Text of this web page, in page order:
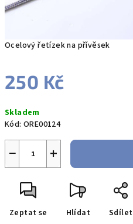
Ocelový řetízek na přívěsek
250 Kč
cena:
Skladem
Kód: ORE00124
+
−
Zeptat se Hlídat Sdílet